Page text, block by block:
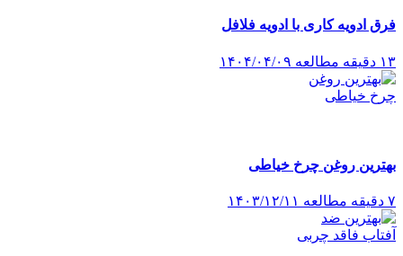
فرق ادویه کاری با ادویه فلافل
۱۳ دقیقه مطالعه ۱۴۰۴/۰۴/۰۹
بهترین روغن چرخ خیاطی
۷ دقیقه مطالعه ۱۴۰۳/۱۲/۱۱